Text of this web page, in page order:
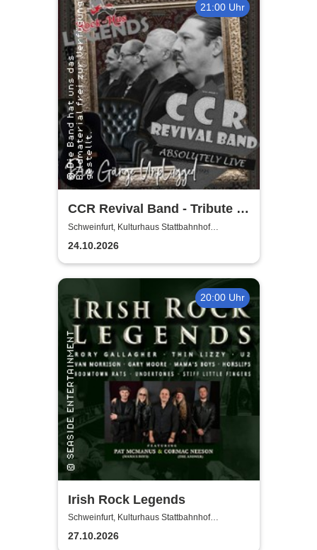
21:00 Uhr
CCR Revival Band - Tribute to
Creedence Clearwater Revival
Schweinfurt, Kulturhaus Stattbahnhof
Schweinfurt
24.10.2026
20:00 Uhr
Irish Rock Legends
Schweinfurt, Kulturhaus Stattbahnhof
Schweinfurt
27.10.2026